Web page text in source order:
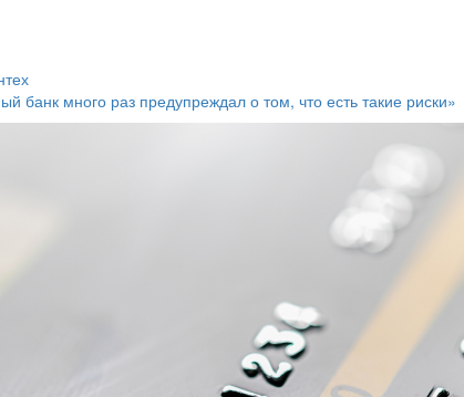
банк много раз предупреждал о том, что есть такие риски»